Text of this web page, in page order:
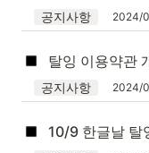
공지사항 2024/
탈잉 이용약관
공지사항 2024/
10/9 한글날 탈